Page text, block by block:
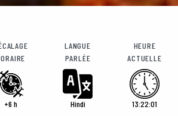
+6 h
LANGUE
PARLÉE
Hindi
HEURE
ACTUELLE
13:22:03